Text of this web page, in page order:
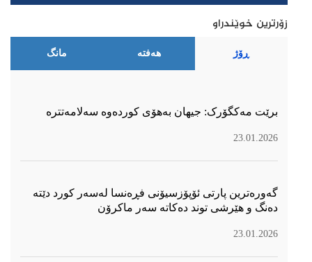
زۆرترین خوێندراو
ڕۆژ هەفتە مانگ
برێت مەکگۆرک: جیهان بەهۆی کوردەوە سەلامەتترە
23.01.2026
گەورەترین پارتی ئۆپۆزسیۆنی فڕەنسا لەسەر كورد دێتە
دەنگ و هێرشی توند دەكاتە سەر ماكرۆن
23.01.2026